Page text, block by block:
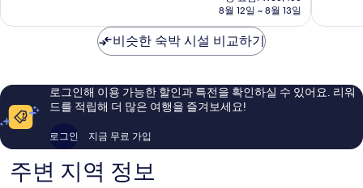
시
시
에
주
매
요,
용
후
개
요
₩59,038
8월 12일 ~ 8월 13일
코
주
오
매
요,
이
비슷한 숙박 시설 비교하기
로그인해 이용 가능한 할인과 특전을 확인하실 수 있어요. 리워
드를 적립해 더 많은 여행을 즐겨보세요!
로그인 지금 무료 가입
주변 지역 정보